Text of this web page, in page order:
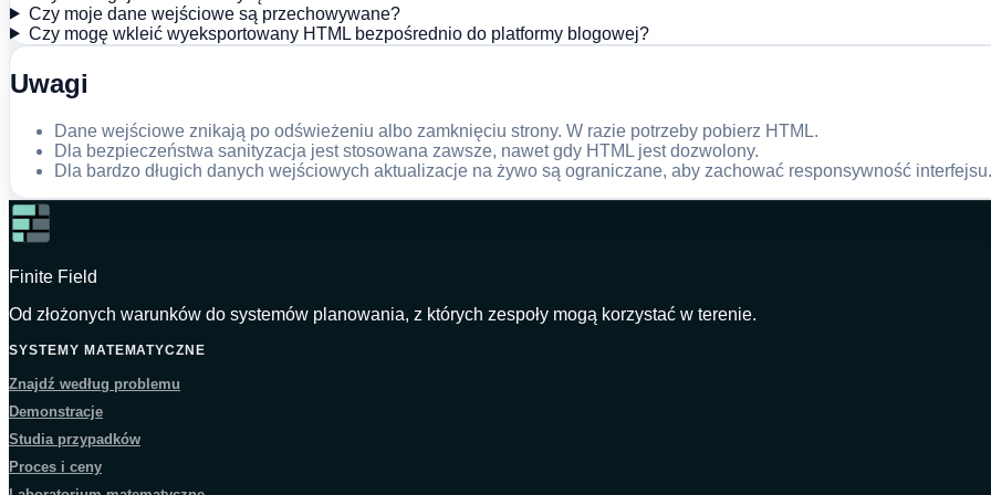
Czy moje dane wejściowe są przechowywane?
Czy mogę wkleić wyeksportowany HTML bezpośrednio do platformy blogowej?
Uwagi
Dane wejściowe znikają po odświeżeniu albo zamknięciu strony. W razie potrzeby pobierz HTML.
Dla bezpieczeństwa sanityzacja jest stosowana zawsze, nawet gdy HTML jest dozwolony.
Dla bardzo długich danych wejściowych aktualizacje na żywo są ograniczane, aby zachować responsywność interfejsu.
Finite Field
Od złożonych warunków do systemów planowania, z których zespoły mogą korzystać w terenie.
SYSTEMY MATEMATYCZNE
Znajdź według problemu
Demonstracje
Studia przypadków
Proces i ceny